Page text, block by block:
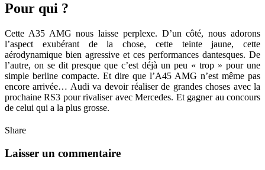
Pour qui ?
Cette A35 AMG nous laisse perplexe. D’un côté, nous adorons
l’aspect exubérant de la chose, cette teinte jaune, cette
aérodynamique bien agressive et ces performances dantesques. De
l’autre, on se dit presque que c’est déjà un peu « trop » pour une
simple berline compacte. Et dire que l’A45 AMG n’est même pas
encore arrivée… Audi va devoir réaliser de grandes choses avec la
prochaine RS3 pour rivaliser avec Mercedes. Et gagner au concours
de celui qui a la plus grosse.
Share
Laisser un commentaire